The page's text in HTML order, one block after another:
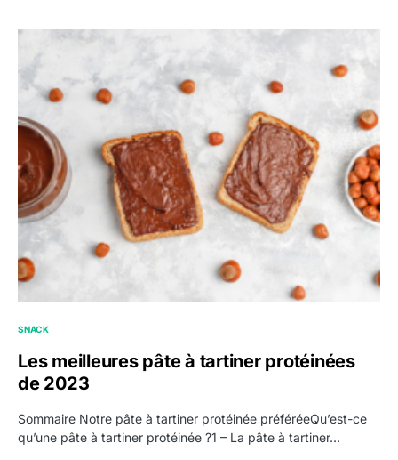
SNACK
Les meilleures pâte à tartiner protéinées
de 2023
Sommaire Notre pâte à tartiner protéinée préféréeQu’est-ce
qu’une pâte à tartiner protéinée ?1 – La pâte à tartiner…